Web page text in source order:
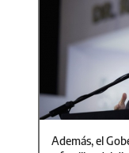
Además, el